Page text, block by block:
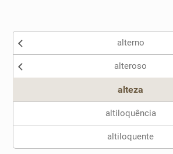
Nenhum dos sinônimos apresentados
alterno
alteroso
alteza
altiloquência
altiloquente